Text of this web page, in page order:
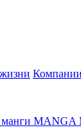
Компании
манги